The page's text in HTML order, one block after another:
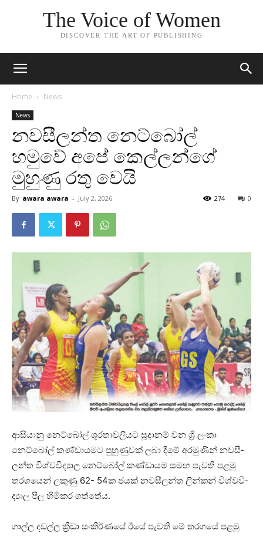
The Voice of Women
DISCOVER THE ART OF PUBLISHING
Home News
News
නව­සී­ලන්ත නෙට්බෝල්
හමුවේ අපේ කෙල්ලන්ගේ
මුහුණු රතු වෙයි
By awara awara - July 2, 2026 0
274
ආසි­යානු නෙට්බෝල් ශූර­තා­ව­ලි­යට සූදා­නම් වන ශ්‍රී ලංකා
නෙට්බෝල් කණ්ඩා­ය­මට පුහු­ණු­වක් ලබා දීමේ අර­මු­ණින් නව­සී­
ලන්ත විශ්ව­වි­ද්‍යාල නෙට්බෝල් කණ්ඩා­යම සමඟ පැවති පළමු
තර­ග­යෙන් ලකුණු 62- 54ක ජයක් නව­සී­ලන්ත ලින්කන් විශ්ව­වි­
ද්‍යාල පිල හිමි­කර ගත්තේය.
ගාල්ල දඩල්ල ක්‍රීඩා සංකී­ර්ණයේ ඊයේ පැවති මේ තර­ගයේ පළමු